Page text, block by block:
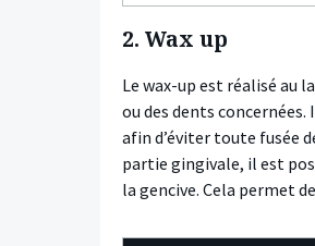
2. Wax up
Le wax-up est réalisé au
ou des dents
afin d’éviter toute fusée
partie gingivale, il est
la gencive. Cela permet